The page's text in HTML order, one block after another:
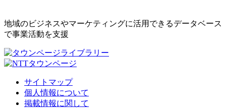
地域のビジネスやマーケティングに活用できるデータベース
で事業活動を支援
サイトマップ
個人情報について
掲載情報に関して